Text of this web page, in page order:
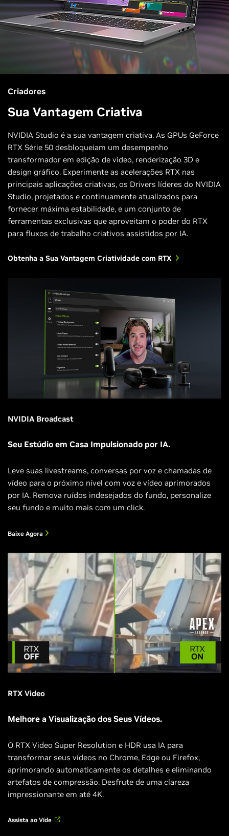
Criadores
Sua Vantagem Criativa
NVIDIA Studio é a sua vantagem criativa. As GPUs GeForce
RTX Série 50 desbloqueiam um desempenho
transformador em edição de vídeo, renderização 3D e
design gráfico. Experimente as acelerações RTX nas
principais aplicações criativas, os Drivers líderes do NVIDIA
Studio, projetados e continuamente atualizados para
fornecer máxima estabilidade, e um conjunto de
ferramentas exclusivas que aproveitam o poder do RTX
para fluxos de trabalho criativos assistidos por IA.
Obtenha a Sua Vantagem Criatividade com RTX
NVIDIA Broadcast
Seu Estúdio em Casa Impulsionado por IA.
Leve suas livestreams, conversas por voz e chamadas de
vídeo para o próximo nível com voz e vídeo aprimorados
por IA. Remova ruídos indesejados do fundo, personalize
seu fundo e muito mais com um click.
Baixe Agora
RTX Video
Melhore a Visualização dos Seus Vídeos.
O RTX Video Super Resolution e HDR usa IA para
transformar seus vídeos no Chrome, Edge ou Firefox,
aprimorando automaticamente os detalhes e eliminando
artefatos de compressão. Desfrute de uma clareza
impressionante em até 4K.
Assista ao Víde